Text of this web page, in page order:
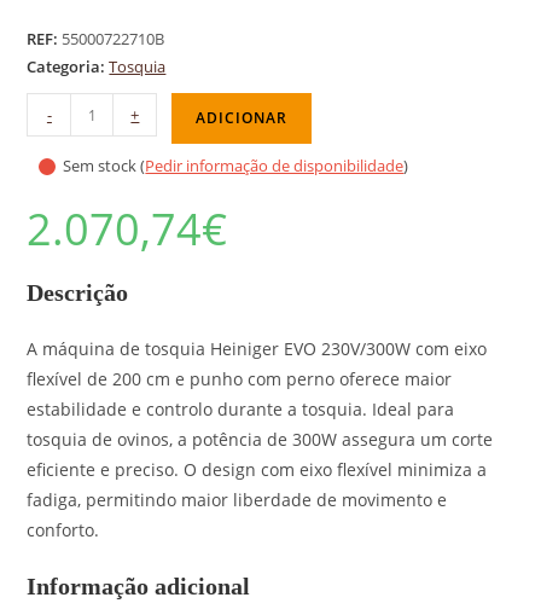
REF: 55000722710B
Categoria:Tosquia
- + ADICIONAR
Sem stock (Pedir informação de disponibilidade)
2.070,74€
Descrição
A máquina de tosquia Heiniger EVO 230V/300W com eixo
flexível de 200 cm e punho com perno oferece maior
estabilidade e controlo durante a tosquia. Ideal para
tosquia de ovinos, a potência de 300W assegura um corte
eficiente e preciso. O design com eixo flexível minimiza a
fadiga, permitindo maior liberdade de movimento e
conforto.
Informação adicional